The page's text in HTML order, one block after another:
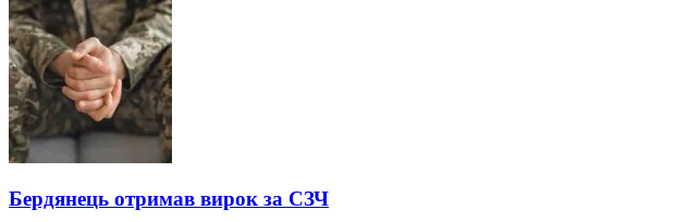
Бердянець отримав вирок за СЗЧ